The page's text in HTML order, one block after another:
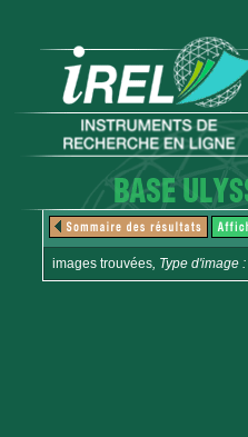
images trouvées, Type d'image :